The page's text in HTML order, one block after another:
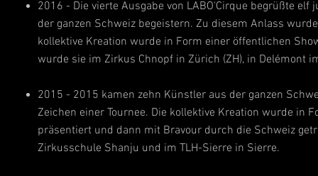
2016 - Die vierte Ausgabe von LABO'Cirque begrüßte
der ganzen Schweiz begeistern. Zu diesem Anlass
kollektive Kreation wurde in Form einer öffentlichen
wurde sie im Zirkus Chnopf in Zürich (ZH), in Delémont
2015 - 2015 kamen zehn Künstler aus der ganzen
Zeichen einer Tournee. Die kollektive Kreation wurde in
präsentiert und dann mit Bravour durch die Schweiz
Zirkusschule Shanju und im TLH-Sierre in Sierre.